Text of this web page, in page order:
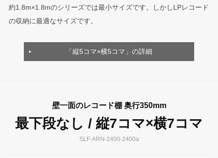
約1.8m×1.8mのシリーズでは最小サイズです。しかしLPレコード
の収納に最適なサイズです。
「縦5コマ×横5コマ」の詳細
壁一面のレコード棚 奥行350mm
最下段なし / 縦7コマ×横7コマ
SLF-ARN-2400-2400a